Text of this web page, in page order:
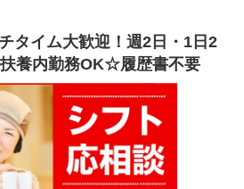
タイム大歓迎！週2日・1日2
養内勤務OK☆履歴書不要